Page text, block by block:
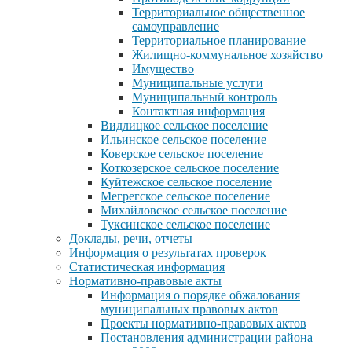
Территориальное общественное
самоуправление
Территориальное планирование
Жилищно-коммунальное хозяйство
Имущество
Муниципальные услуги
Муниципальный контроль
Контактная информация
Видлицкое сельское поселение
Ильинское сельское поселение
Коверское сельское поселение
Коткозерское сельское поселение
Куйтежское сельское поселение
Мегрегское сельское поселение
Михайловское сельское поселение
Туксинское сельское поселение
Доклады, речи, отчеты
Информация о результатах проверок
Статистическая информация
Нормативно-правовые акты
Информация о порядке обжалования
муниципальных правовых актов
Проекты нормативно-правовых актов
Постановления администрации района